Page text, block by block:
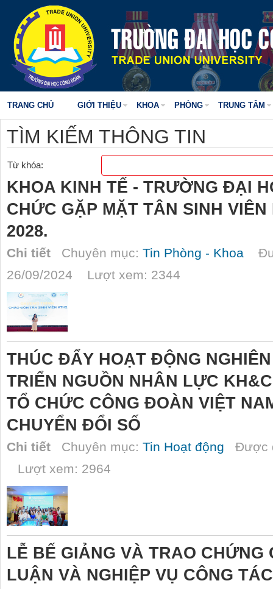
TRANG CHỦ GIỚI THIỆU KHOA PHÒNG TRUNG TÂM
TÌM KIẾM THÔNG TIN
Từ khóa:
KHOA KINH TẾ - TRƯỜNG ĐẠI
CHỨC GẶP MẶT TÂN SINH
2028.
Chi tiết Chuyên mục: Tin Phòng - Khoa
26/09/2024 Lượt xem: 2344
THÚC ĐẨY HOẠT ĐỘNG
TRIỂN NGUỒN NHÂN LỰC
TỔ CHỨC CÔNG ĐOÀN VIỆT
CHUYỂN ĐỔI SỐ
Chi tiết Chuyên mục: Tin Hoạt động Được
Lượt xem: 2964
LỄ BẾ GIẢNG VÀ TRAO CHỨNG
LUẬN VÀ NGHIỆP VỤ CÔNG